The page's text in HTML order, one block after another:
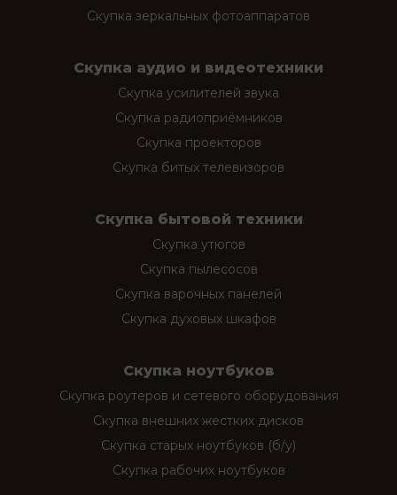
Скупка зеркальных фотоаппаратов
Скупка аудио и видеотехники
Скупка усилителей звука
Скупка радиоприёмников
Скупка проекторов
Скупка битых телевизоров
Скупка бытовой техники
Скупка утюгов
Скупка пылесосов
Скупка варочных панелей
Скупка духовых шкафов
Скупка ноутбуков
Скупка роутеров и сетевого оборудования
Скупка внешних жестких дисков
Скупка старых ноутбуков (б/у)
Скупка рабочих ноутбуков